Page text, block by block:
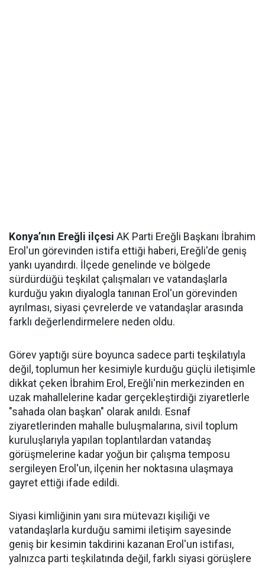
Konya’nın Ereğli ilçesi AK Parti Ereğli Başkanı İbrahim
Erol'un görevinden istifa ettiği haberi, Ereğli'de geniş
yankı uyandırdı. İlçede genelinde ve bölgede
sürdürdüğü teşkilat çalışmaları ve vatandaşlarla
kurduğu yakın diyalogla tanınan Erol'un görevinden
ayrılması, siyasi çevrelerde ve vatandaşlar arasında
farklı değerlendirmelere neden oldu.
Görev yaptığı süre boyunca sadece parti teşkilatıyla
değil, toplumun her kesimiyle kurduğu güçlü iletişimle
dikkat çeken İbrahim Erol, Ereğli'nin merkezinden en
uzak mahallelerine kadar gerçekleştirdiği ziyaretlerle
"sahada olan başkan" olarak anıldı. Esnaf
ziyaretlerinden mahalle buluşmalarına, sivil toplum
kuruluşlarıyla yapılan toplantılardan vatandaş
görüşmelerine kadar yoğun bir çalışma temposu
sergileyen Erol'un, ilçenin her noktasına ulaşmaya
gayret ettiği ifade edildi.
Siyasi kimliğinin yanı sıra mütevazı kişiliği ve
vatandaşlarla kurduğu samimi iletişim sayesinde
geniş bir kesimin takdirini kazanan Erol'un istifası,
yalnızca parti teşkilatında değil, farklı siyasi görüşlere